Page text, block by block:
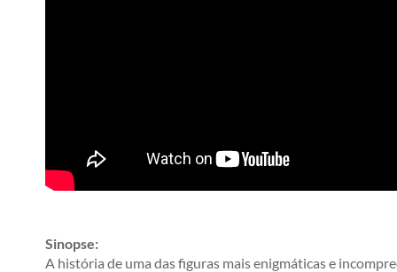
Sinopse:
A história de uma das figuras mais enigmáticas e